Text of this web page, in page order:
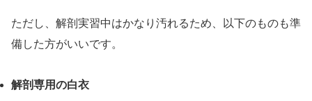
ただし、解剖実習中はかなり汚れるため、以下のものも準
備した方がいいです。
解剖専用の白衣